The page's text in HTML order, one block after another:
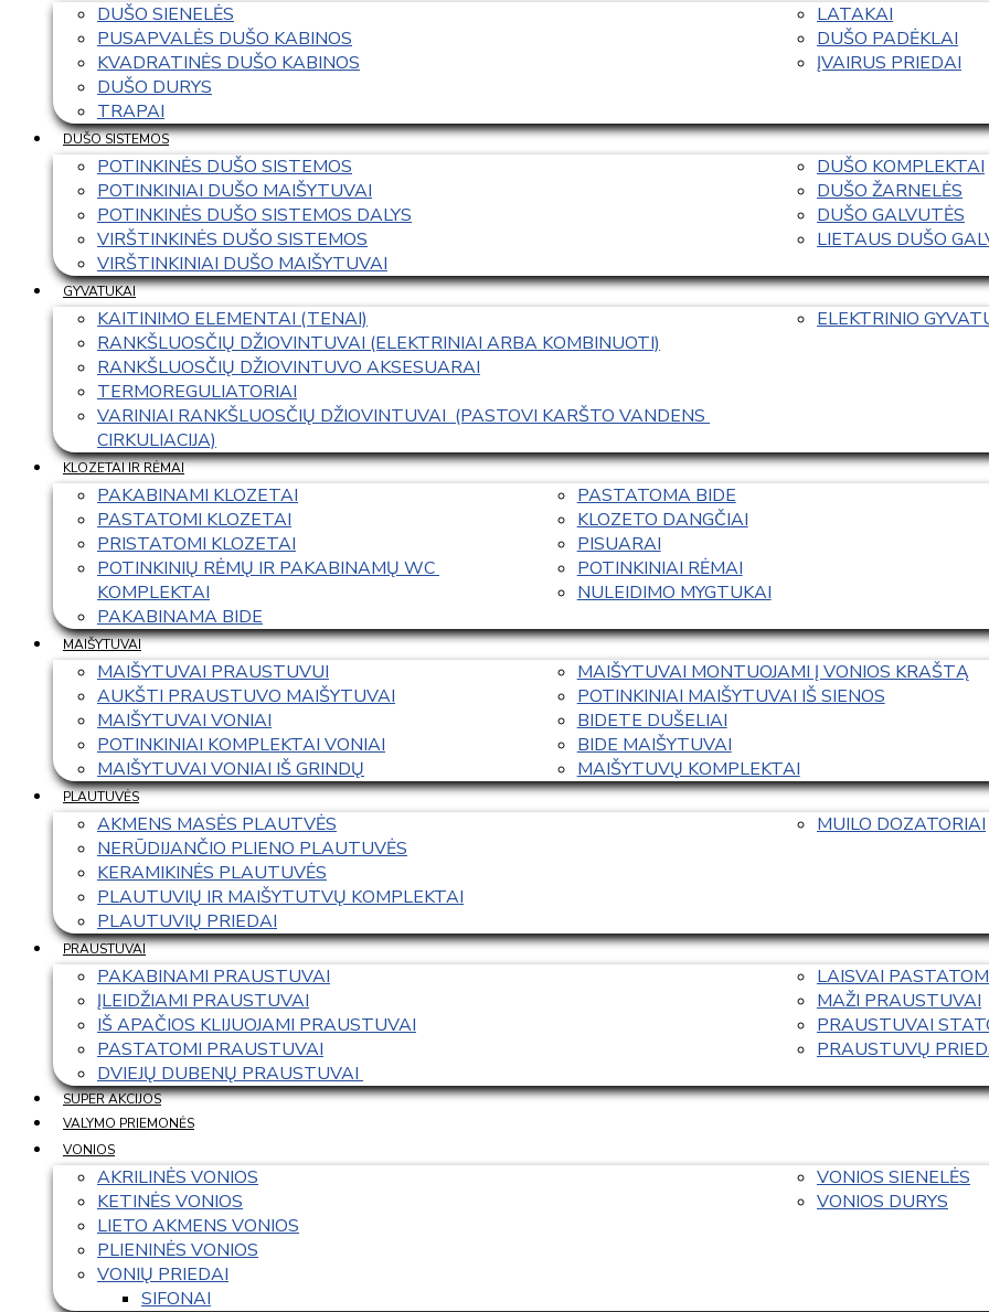
DUŠO SIENELĖS
PUSAPVALĖS DUŠO KABINOS
KVADRATINĖS DUŠO KABINOS
DUŠO DURYS
TRAPAI
LATAKAI
DUŠO PADĖKLAI
ĮVAIRUS PRIEDAI
DUŠO SISTEMOS
POTINKINĖS DUŠO SISTEMOS
POTINKINIAI DUŠO MAIŠYTUVAI
POTINKINĖS DUŠO SISTEMOS DALYS
VIRŠTINKINĖS DUŠO SISTEMOS
VIRŠTINKINIAI DUŠO MAIŠYTUVAI
DUŠO KOMPLEKTAI
DUŠO ŽARNELĖS
DUŠO GALVUTĖS
LIETAUS DUŠO
GYVATUKAI
KAITINIMO ELEMENTAI (TENAI)
RANKŠLUOSČIŲ DŽIOVINTUVAI (ELEKTRINIAI ARBA KOMBINUOTI)
RANKŠLUOSČIŲ DŽIOVINTUVO AKSESUARAI
TERMOREGULIATORIAI
VARINIAI RANKŠLUOSČIŲ DŽIOVINTUVAI  (PASTOVI KARŠTO VANDENS
CIRKULIACIJA)
ELEKTRINIO
KLOZETAI IR RĖMAI
PAKABINAMI KLOZETAI
PASTATOMI KLOZETAI
PRISTATOMI KLOZETAI
POTINKINIŲ RĖMŲ IR PAKABINAMŲ WC
KOMPLEKTAI
PAKABINAMA BIDE
PASTATOMA BIDE
KLOZETO DANGČIAI
PISUARAI
POTINKINIAI RĖMAI
NULEIDIMO MYGTUKAI
MAIŠYTUVAI
MAIŠYTUVAI PRAUSTUVUI
AUKŠTI PRAUSTUVO MAIŠYTUVAI
MAIŠYTUVAI VONIAI
POTINKINIAI KOMPLEKTAI VONIAI
MAIŠYTUVAI VONIAI IŠ GRINDŲ
MAIŠYTUVAI MONTUOJAMI Į VONIOS KRAŠTĄ
POTINKINIAI MAIŠYTUVAI IŠ SIENOS
BIDETE DUŠELIAI
BIDE MAIŠYTUVAI
MAIŠYTUVŲ KOMPLEKTAI
PLAUTUVĖS
AKMENS MASĖS PLAUTVĖS
NERŪDIJANČIO PLIENO PLAUTUVĖS
KERAMIKINĖS PLAUTUVĖS
PLAUTUVIŲ IR MAIŠYTUTVŲ KOMPLEKTAI
PLAUTUVIŲ PRIEDAI
MUILO DOZATORIAI
PRAUSTUVAI
PAKABINAMI PRAUSTUVAI
ĮLEIDŽIAMI PRAUSTUVAI
IŠ APAČIOS KLIJUOJAMI PRAUSTUVAI
PASTATOMI PRAUSTUVAI
DVIEJŲ DUBENŲ PRAUSTUVAI
LAISVAI
MAŽI PRAUSTUVAI
PRAUSTUVAI
PRAUSTUVŲ
SUPER AKCIJOS
VALYMO PRIEMONĖS
VONIOS
AKRILINĖS VONIOS
KETINĖS VONIOS
LIETO AKMENS VONIOS
PLIENINĖS VONIOS
VONIŲ PRIEDAI
SIFONAI
VONIOS SIENELĖS
VONIOS DURYS